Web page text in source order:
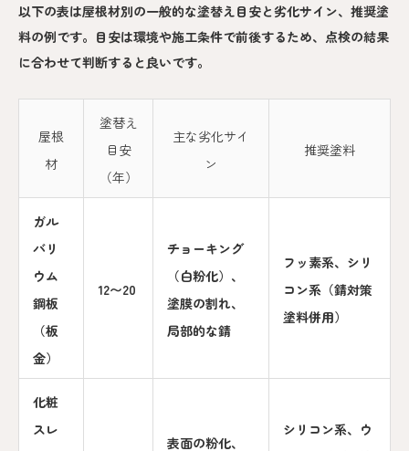
以下の表は屋根材別の一般的な塗替え目安と劣化サイン、推奨塗
料の例です。目安は環境や施工条件で前後するため、点検の結果
に合わせて判断すると良いです。
屋根
材
塗替え
目安
（年）
主な劣化サイ
ン
推奨塗料
ガル
バリ
ウム
鋼板
（板
金）
12〜20
チョーキング
（白粉化）、
塗膜の割れ、
局部的な錆
フッ素系、シリ
コン系（錆対策
塗料併用）
化粧
スレ
表面の粉化、
シリコン系、ウ